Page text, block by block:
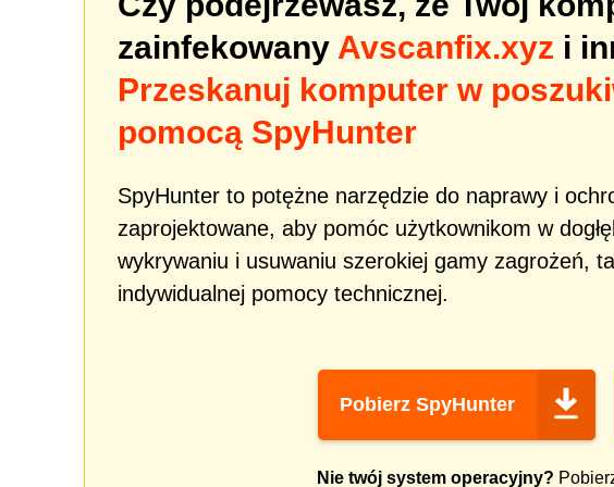
zainfekowany Avscanfix.xyz i
Przeskanuj komputer w
pomocą SpyHunter
SpyHunter to potężne narzędzie do naprawy i
zaprojektowane, aby pomóc użytkownikom w
wykrywaniu i usuwaniu szerokiej gamy zagrożeń,
indywidualnej pomocy technicznej.
Pobierz SpyHunter
Nie twój system operacyjny?